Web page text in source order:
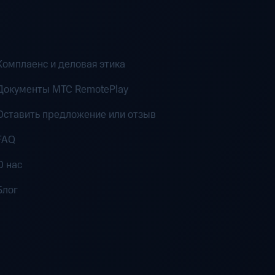
и деловая этика
MTC RemotePlay
предложение или отзыв
нас